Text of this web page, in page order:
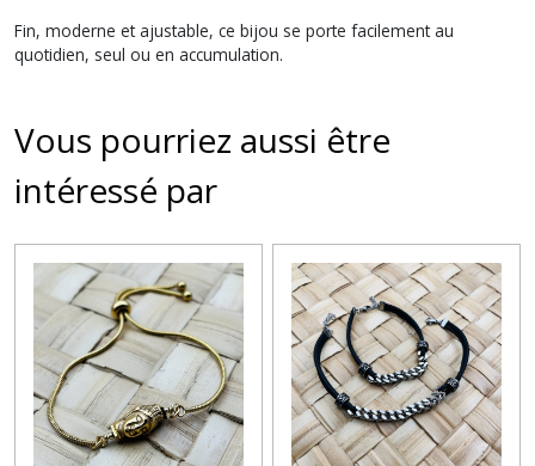
Fin, moderne et ajustable, ce bijou se porte facilement au
quotidien, seul ou en accumulation.
Vous pourriez aussi être
intéressé par